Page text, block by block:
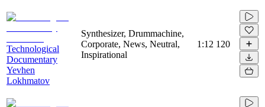
Technological
Documentary
Yevhen
Lokhmatov
Synthesizer, Drummachine,
Corporate, News, Neutral,
Inspirational
1:12 120